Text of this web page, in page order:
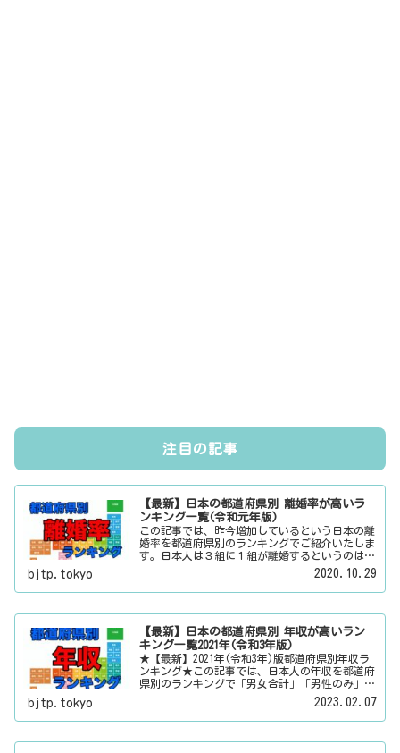
注目の記事
【最新】日本の都道府県別 離婚率が高いラ
ンキング一覧(令和元年版)
この記事では、昨今増加しているという日本の離
婚率を都道府県別のランキングでご紹介いたしま
す。日本人は３組に１組が離婚するというのは本
当なのかその真偽は？その他にも、大日本観光新
聞では、方言・お土産・名物・観光スポット・デ
ートスポット・パワースポット・心霊スポットな
しています。
bjtp.tokyo 2020.10.29
【最新】日本の都道府県別 年収が高いラン
キング一覧2021年(令和3年版)
★【最新】2021年(令和3年)版都道府県別年収ラ
ンキング★この記事では、日本人の年収を都道府
県別のランキングで「男女合計」「男性のみ」
「女性のみ」の３パターンでご紹介いたします。
また、月給と賞与（ボーナス）、平均年齢と平均
の勤続年数についても表示しています。
bjtp.tokyo 2023.02.07